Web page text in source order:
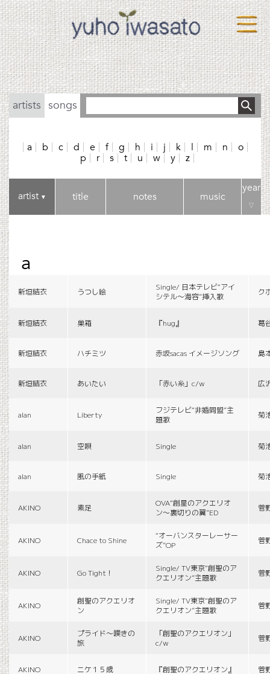
artists songs
a b c d e f g h i j k l m n
o
p
r s t u w y z
artist▼ title notes music
year
▽
a
新垣結衣 うつし絵
Single/ 日本テレビ“アイ
シテル〜海容”挿入歌
ク
新垣結衣 巣箱 『hug』 葛
新垣結衣 ハチミツ 赤坂sacas イメージソング 島
新垣結衣 あいたい 「赤い糸」c/w 広
alan Liberty
フジテレビ“非婚同盟”主
題歌
菊
alan 空唄 Single 菊
alan 風の手紙 Single 菊
AKINO 素足
OVA“創星のアクエリオ
ン〜裏切りの翼”ED
菅
AKINO Chace to Shine
“オーバンスターレーサー
ズ”OP
菅
AKINO Go Tight！
Single/ TV東京“創聖のア
クエリオン”主題歌
菅
AKINO
創聖のアクエリオ
ン
Single/ TV東京“創聖のア
クエリオン”主題歌
菅
AKINO
プライド〜嘆きの
旅
「創聖のアクエリオン」
c/w
菅
AKINO ニケ１５歳 『創聖のアクエリオン』 菅